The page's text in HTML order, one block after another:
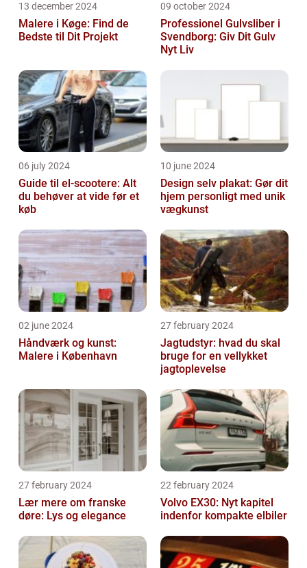
13 december 2024
Malere i Køge: Find de
Bedste til Dit Projekt
09 october 2024
Professionel Gulvsliber i
Svendborg: Giv Dit Gulv
Nyt Liv
06 july 2024
Guide til el-scootere: Alt
du behøver at vide før et
køb
10 june 2024
Design selv plakat: Gør dit
hjem personligt med unik
vægkunst
02 june 2024
Håndværk og kunst:
Malere i København
27 february 2024
Jagtudstyr: hvad du skal
bruge for en vellykket
jagtoplevelse
27 february 2024
Lær mere om franske
døre: Lys og elegance
22 february 2024
Volvo EX30: Nyt kapitel
indenfor kompakte elbiler